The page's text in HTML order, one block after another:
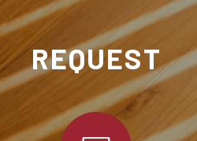
REQUEST